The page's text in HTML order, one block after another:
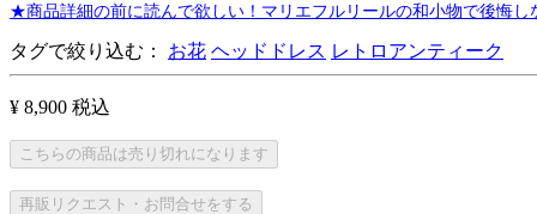
★商品詳細の前に読んで欲しい！マリエフルリールの和小物で後悔し
タグで絞り込む： お花 ヘッドドレス レトロアンティーク
¥ 8,900 税込
こちらの商品は売り切れになります
再販リクエスト・お問合せをする